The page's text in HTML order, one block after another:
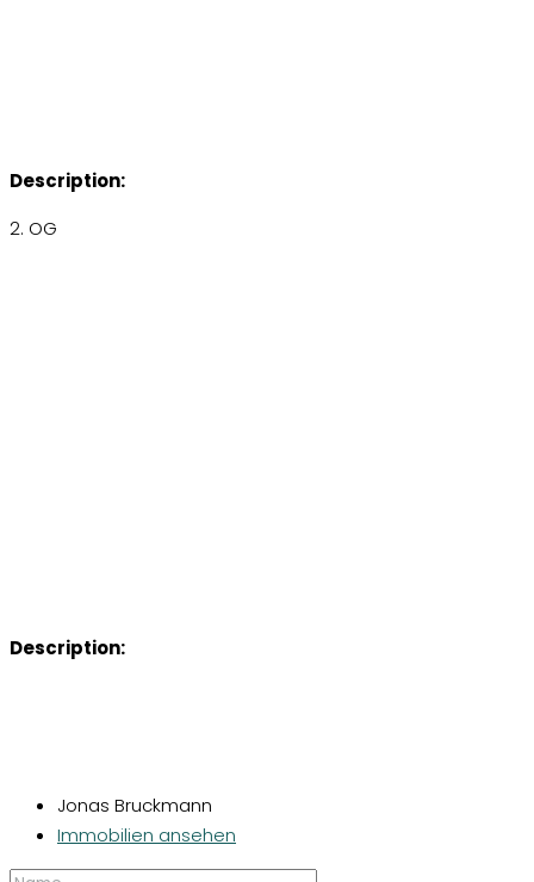
Description:
2. OG
Description:
Jonas Bruckmann
Immobilien ansehen